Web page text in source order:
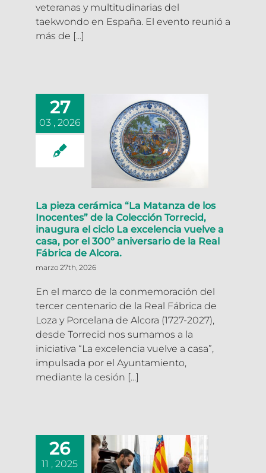
veteranas y multitudinarias del
taekwondo en España. El evento reunió a
más de [...]
27
03 , 2026
La pieza cerámica “La Matanza de los
Inocentes” de la Colección Torrecid,
inaugura el ciclo La excelencia vuelve a
casa, por el 300º aniversario de la Real
Fábrica de Alcora.
marzo 27th, 2026
En el marco de la conmemoración del
tercer centenario de la Real Fábrica de
Loza y Porcelana de Alcora (1727-2027),
desde Torrecid nos sumamos a la
iniciativa “La excelencia vuelve a casa”,
impulsada por el Ayuntamiento,
mediante la cesión [...]
26
11 , 2025